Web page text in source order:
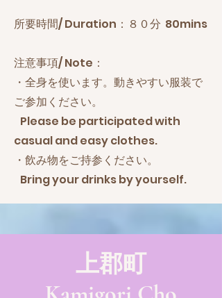
​所要時間/ Duration：８０分 80mins
​注意事項/ Note：
・全身を使います。動きやすい服装で
ご参加ください。
Please be participated with
casual and easy clothes.
・飲み物をご持参ください。
Bring your drinks by yourself.
上郡町